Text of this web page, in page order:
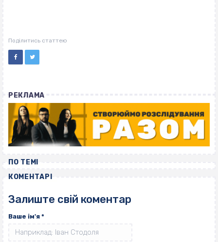
Поділитись статтею
РЕКЛАМА
ПО ТЕМІ
КОМЕНТАРІ
Залиште свій коментар
Ваше ім'я *